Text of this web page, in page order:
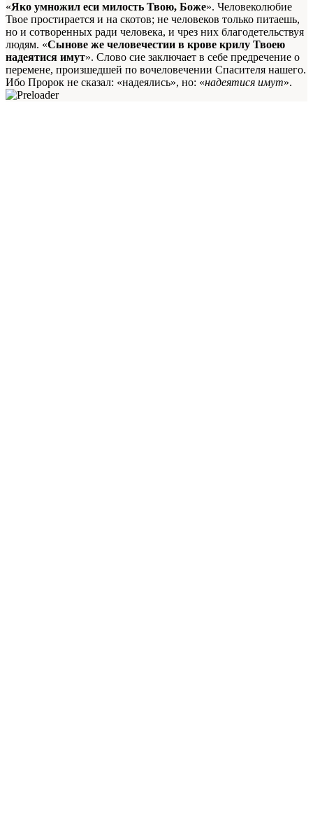
«Яко умножил еси милость Твою, Боже». Человеколюбие
Твое простирается и на скотов; не человеков только питаешь,
но и сотворенных ради человека, и чрез них благодетельствуя
людям. «Сынове же человечестии в крове крилу Твоею
надеятися имут». Слово сие заключает в себе предречение о
перемене, произшедшей по вочеловечении Спасителя нашего.
Ибо Пророк не сказал: «надеялись», но: «надеятися имут».